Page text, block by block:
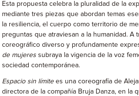
Esta propuesta celebra la pluralidad de la
mediante tres piezas que abordan temas
la resiliencia, el cuerpo como territorio de
preguntas que atraviesan a la humanidad. A
coreográfico diverso y profundamente
de mujeres subraya la vigencia de la voz
sociedad contemporánea.
Espacio sin límitees una coreografía de
directora de la compañía Bruja Danza, en la